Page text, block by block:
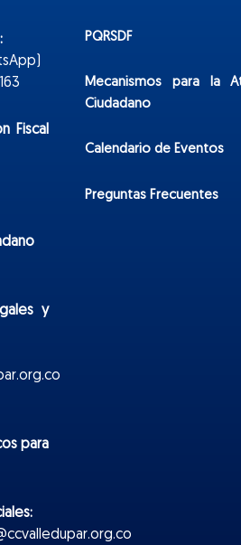
Fiscal
y
para
PQRSDF
Mecanismos para la
Ciudadano
Calendario de Eventos
Preguntas Frecuentes